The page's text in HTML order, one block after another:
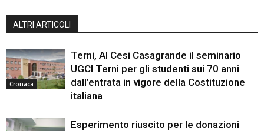
ALTRI ARTICOLI
Cronaca
Terni, Al Cesi Casagrande il seminario
UGCI Terni per gli studenti sui 70 anni
dall’entrata in vigore della Costituzione
italiana
Esperimento riuscito per le donazioni